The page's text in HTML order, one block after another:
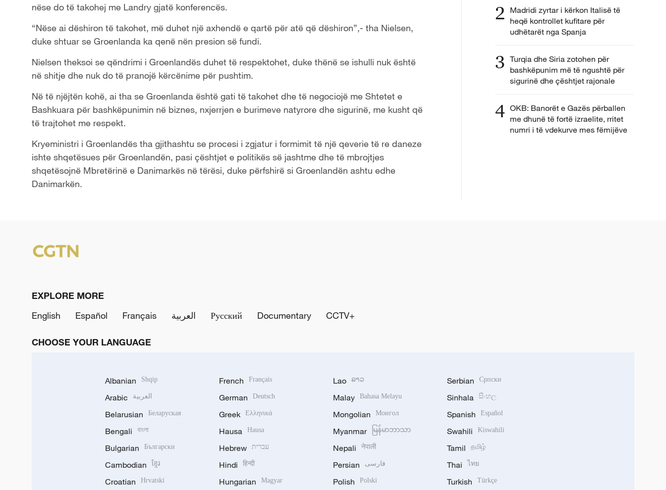
nëse do të takohej me Landry gjatë konferencës.
“Nëse ai dëshiron të takohet, më duhet një axhendë e qartë për atë që dëshiron”,- tha Nielsen,
duke shtuar se Groenlanda ka qenë nën presion së fundi.
Nielsen theksoi se qëndrimi i Groenlandës duhet të respektohet, duke thënë se ishulli nuk është
në shitje dhe nuk do të pranojë kërcënime për pushtim.
Në të njëjtën kohë, ai tha se Groenlanda është gati të takohet dhe të negociojë me Shtetet e
Bashkuara për bashkëpunimin në biznes, nxjerrjen e burimeve natyrore dhe sigurinë, me kusht që
të trajtohet me respekt.
Kryeministri i Groenlandës tha gjithashtu se procesi i zgjatur i formimit të një qeverie të re daneze
ishte shqetësues për Groenlandën, pasi çështjet e politikës së jashtme dhe të mbrojtjes
shqetësojnë Mbretërinë e Danimarkës në tërësi, duke përfshirë si Groenlandën ashtu edhe
Danimarkën.
2 Madridi zyrtar i kërkon Italisë të
heqë kontrollet kufitare për
udhëtarët nga Spanja
3 Turqia dhe Siria zotohen për
bashkëpunim më të ngushtë për
sigurinë dhe çështjet rajonale
4 OKB: Banorët e Gazës përballen
me dhunë të fortë izraelite, rritet
numri i të vdekurve mes fëmijëve
EXPLORE MORE
English
Español Français العربية Русский Documentary CCTV+
CHOOSE YOUR LANGUAGE
Albanian Shqip
Arabic العربية
Belarusian Беларуская
Bengali বাংলা
Bulgarian Български
Cambodian ខ្មែរ
Croatian Hrvatski
French Français
German Deutsch
Greek Ελληνικά
Hausa Hausa
Hebrew עברית
Hindi हिन्दी
Hungarian Magyar
Lao ລາວ
Malay Bahasa Melayu
Mongolian Монгол
Myanmar မြန်မာဘာသာ
Nepali नेपाली
Persian فارسی
Polish Polski
Serbian Српски
Sinhala සිංහල
Spanish Español
Swahili Kiswahili
Tamil தமிழ்
Thai ไทย
Turkish Türkçe